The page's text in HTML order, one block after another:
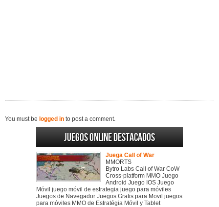
You must be logged in to post a comment.
Juegos online destacados
Juega Call of War
MMORTS
Bytro Labs Call of War CoW
Cross-platform MMO Juego
Android Juego IOS Juego
Móvil juego móvil de estrategia juego para móviles
Juegos de Navegador Juegos Gratis para Movil juegos
para móviles MMO de Estratégia Móvil y Tablet